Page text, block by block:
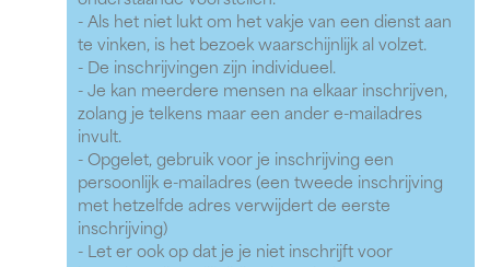
- Als het niet lukt om het vakje van een dienst aan
te vinken, is het bezoek waarschijnlijk al volzet.
- De inschrijvingen zijn individueel.
- Je kan meerdere mensen na elkaar inschrijven,
zolang je telkens maar een ander e-mailadres
invult.
- Opgelet, gebruik voor je inschrijving een
persoonlijk e-mailadres (een tweede inschrijving
met hetzelfde adres verwijdert de eerste
inschrijving)
- Let er ook op dat je je niet inschrijft voor